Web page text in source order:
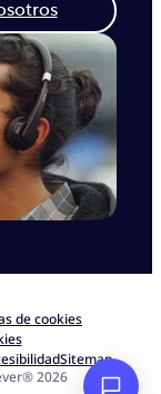
de cookies
Sitemap
2026